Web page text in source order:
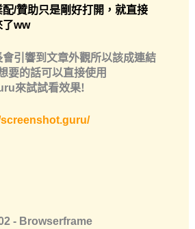
/贊助只是剛好打開，就直接
ww
引響到文章外觀所以該成連結
要的話可以直接使用
來試試看效果!
- Browserframe